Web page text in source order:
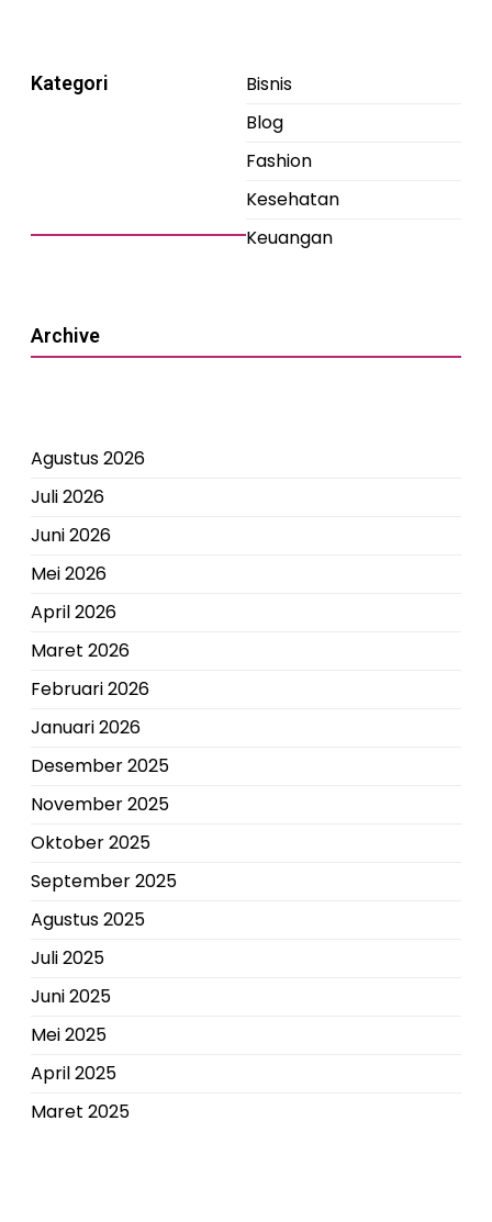
Kategori
Bisnis
Blog
Fashion
Kesehatan
Keuangan
Archive
Agustus 2026
Juli 2026
Juni 2026
Mei 2026
April 2026
Maret 2026
Februari 2026
Januari 2026
Desember 2025
November 2025
Oktober 2025
September 2025
Agustus 2025
Juli 2025
Juni 2025
Mei 2025
April 2025
Maret 2025